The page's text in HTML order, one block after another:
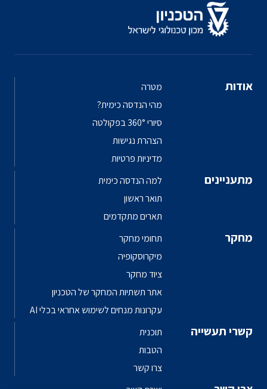
אודות
מטרה
מהי הנדסה כימית?
סיורי 360° בפקולטה
הצהרת נגישות
מדיניות פרטיות
מתעניינים
למה הנדסה כימית
תואר ראשון
תארים מתקדמים
מחקר
תחומי מחקר
מיקרוסקופיה
ציוד מחקר
אתר תשתיות המחקר של הטכניון
עקרונות מנחים לשימוש אחראי בכלי AI
קשרי תעשייה
תוכנית
הטבות
צרו קשר